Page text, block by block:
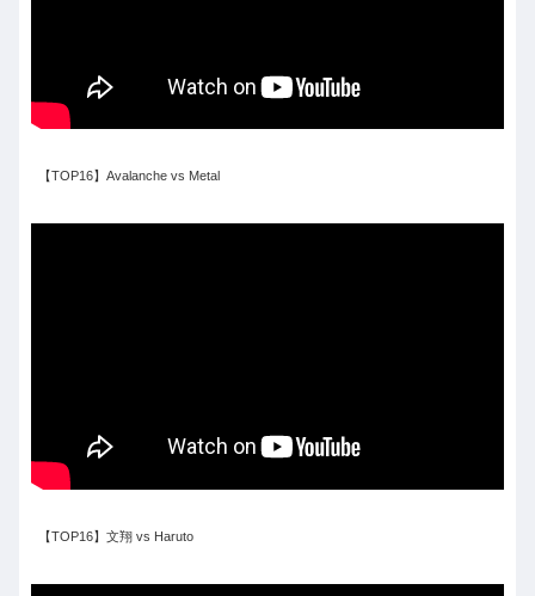
【TOP16】Avalanche vs Metal
【TOP16】文翔 vs Haruto